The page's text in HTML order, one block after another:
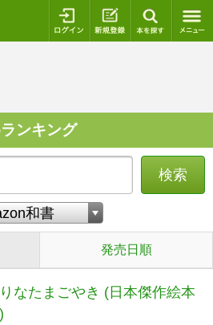
ログイン 新規登録
ンキング
検索
発売日順
なたまごやき (日本傑作絵本